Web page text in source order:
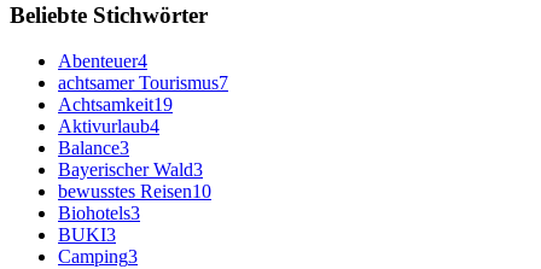
Beliebte Stichwörter
Abenteuer4
achtsamer Tourismus7
Achtsamkeit19
Aktivurlaub4
Balance3
Bayerischer Wald3
bewusstes Reisen10
Biohotels3
BUKI3
Camping3